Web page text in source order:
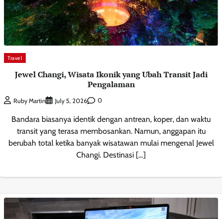
Travel
Jewel Changi, Wisata Ikonik yang Ubah Transit Jadi
Pengalaman
Ruby Martin July 5, 2026 0
Bandara biasanya identik dengan antrean, koper, dan waktu
transit yang terasa membosankan. Namun, anggapan itu
berubah total ketika banyak wisatawan mulai mengenal Jewel
Changi. Destinasi […]